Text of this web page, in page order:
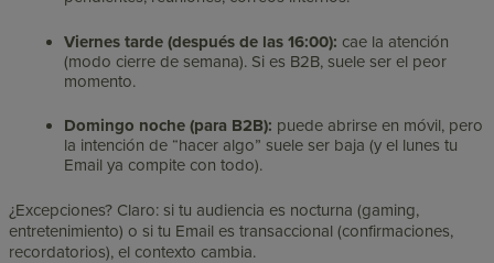
Viernes tarde (después de las 16:00): cae la atención
(modo cierre de semana). Si es B2B, suele ser el peor
momento.
Domingo noche (para B2B): puede abrirse en móvil, pero
la intención de “hacer algo” suele ser baja (y el lunes tu
Email ya compite con todo).
¿Excepciones? Claro: si tu audiencia es nocturna (gaming,
entretenimiento) o si tu Email es transaccional (confirmaciones,
recordatorios), el contexto cambia.